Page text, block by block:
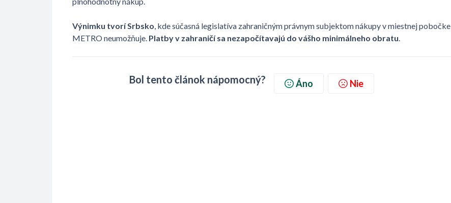
Výnimku tvorí Srbsko, kde súčasná legislatíva zahraničným právnym subjektom nákupy v miestnej pobočke
METRO neumožňuje. Platby v zahraničí sa nezapočítavajú do vášho minimálneho obratu.
Bol tento článok nápomocný? Áno Nie